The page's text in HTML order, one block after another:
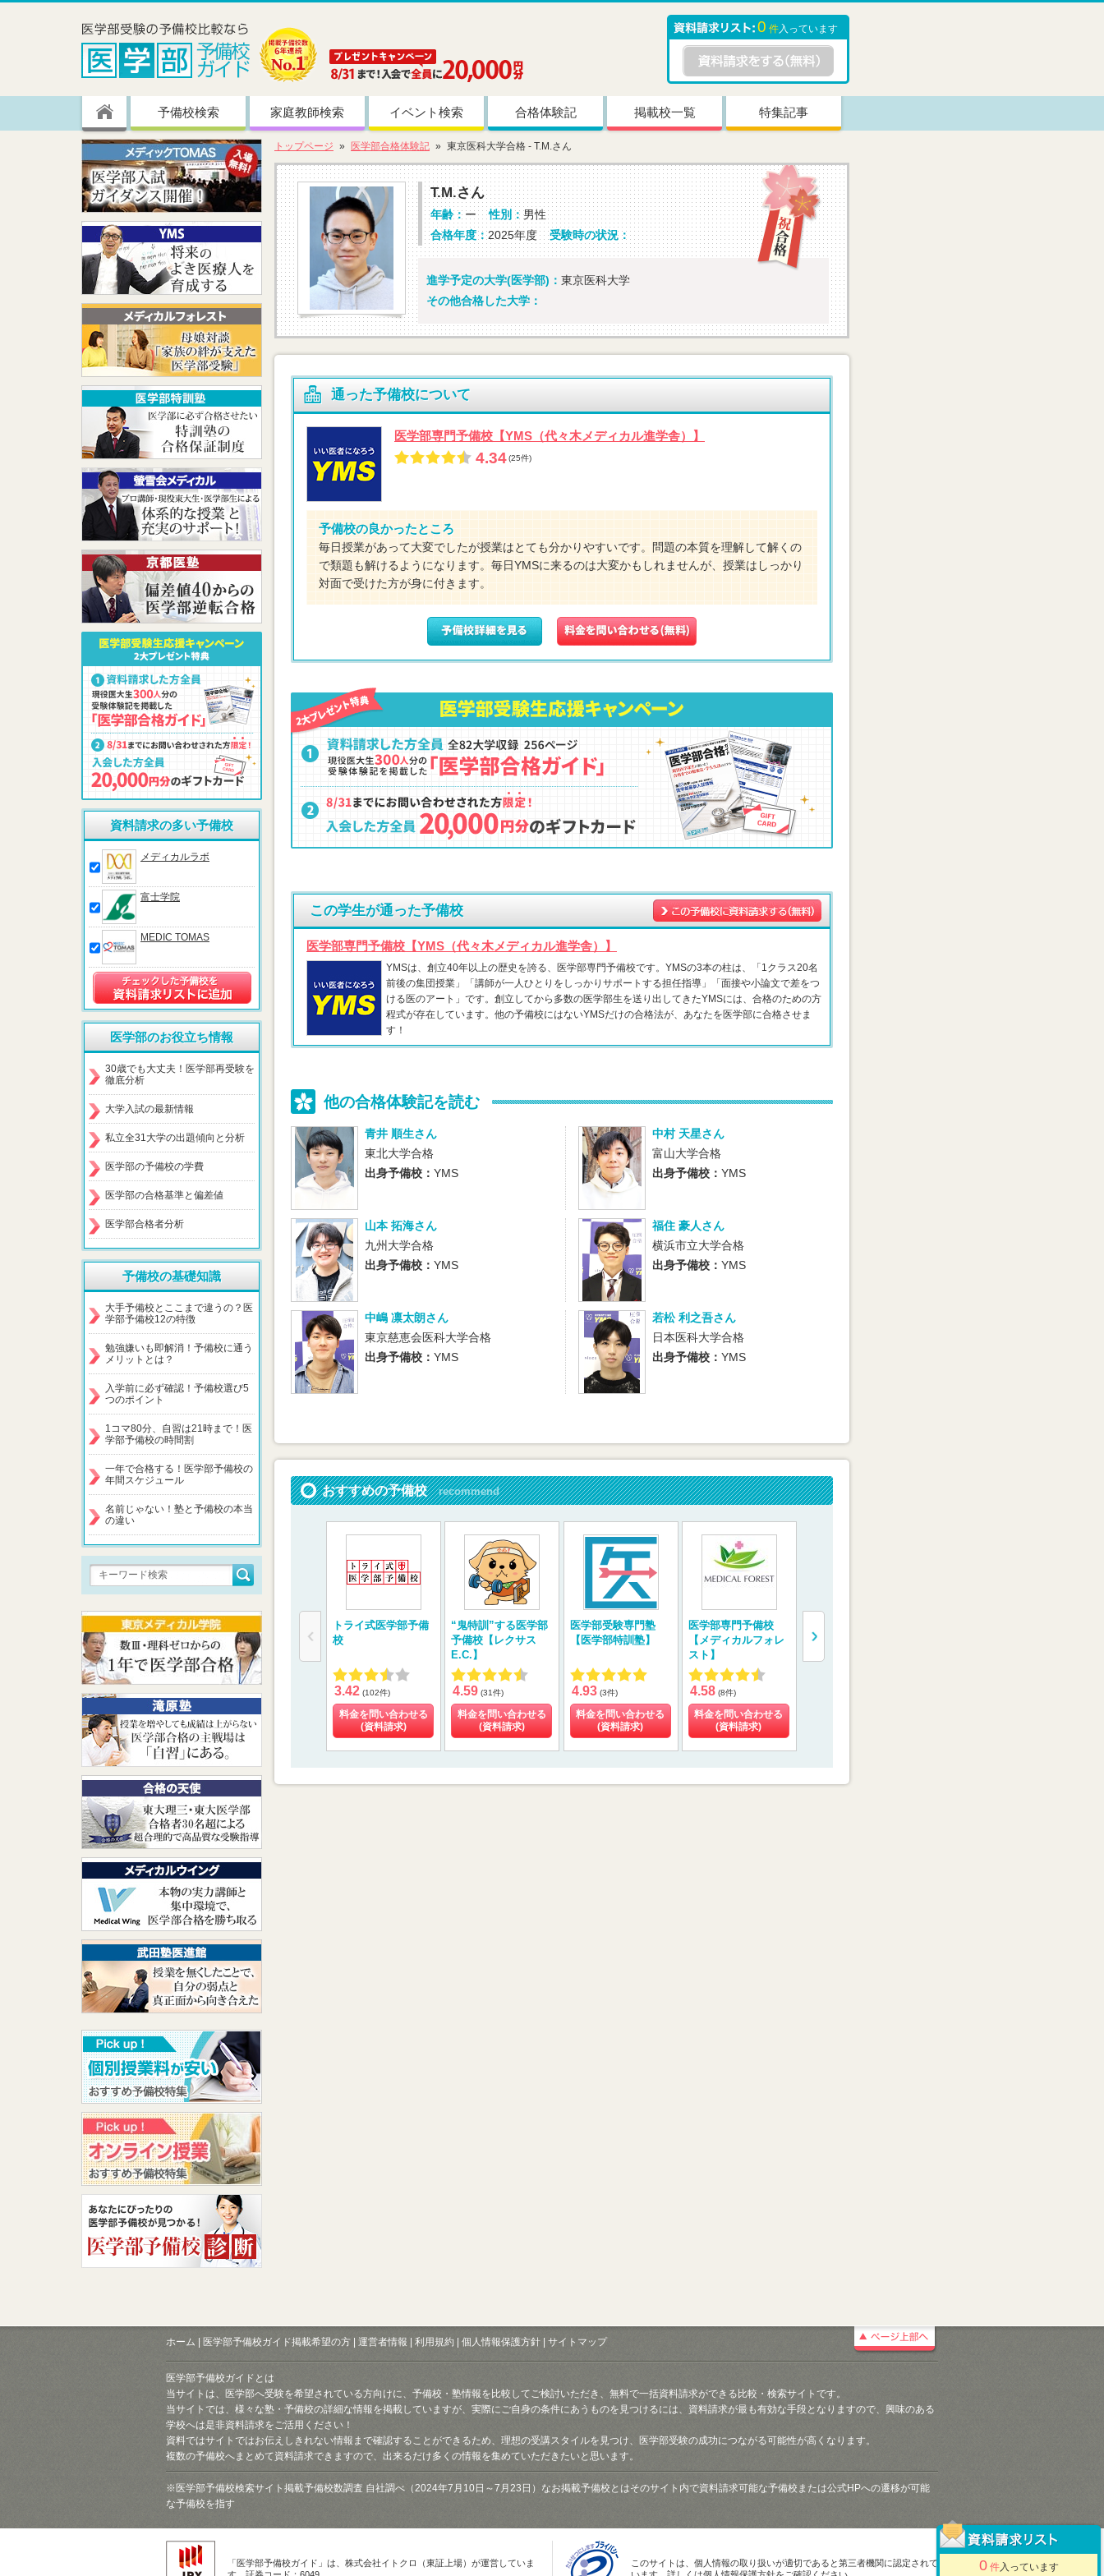
0 件入っています
予備校検索 家庭教師検索 イベント検索 合格体験記 掲載校一覧 特集記事
トップページ 医学部合格体験記 東京医科大学合格 - T.M.さん
T.M.さん
年齢： ー 性別： 男性
合格年度：2025年度 受験時の状況：
進学予定の大学(医学部)： 東京医科大学
その他合格した大学：
通った予備校について
医学部専門予備校【YMS（代々木メディカル進学舎）】
4.34(25件)
予備校の良かったところ
毎日授業があって大変でしたが授業はとても分かりやすいです。問題の本質を理解して解くの
で類題も解けるようになります。毎日YMSに来るのは大変かもしれませんが、授業はしっかり
対面で受けた方が身に付きます。
この学生が通った予備校
医学部専門予備校【YMS（代々木メディカル進学舎）】
YMSは、創立40年以上の歴史を誇る、医学部専門予備校です。YMSの3本の柱は、「1クラス20名
前後の集団授業」「講師が一人ひとりをしっかりサポートする担任指導」「面接や小論文で差をつ
ける医のアート」です。創立してから多数の医学部生を送り出してきたYMSには、合格のための方
程式が存在しています。他の予備校にはないYMSだけの合格法が、あなたを医学部に合格させま
す！
他の合格体験記を読む
青井 順生さん
東北大学合格
出身予備校： YMS
中村 天星さん
富山大学合格
出身予備校： YMS
山本 拓海さん
九州大学合格
出身予備校： YMS
福住 豪人さん
横浜市立大学合格
出身予備校： YMS
中嶋 凛太朗さん
東京慈恵会医科大学合格
出身予備校： YMS
若松 利之吾さん
日本医科大学合格
出身予備校： YMS
おすすめの予備校 recommend
トライ式医学部予備
校
3.42 (102件)
料金を問い合わせる
(資料請求)
“鬼特訓”する医学部
予備校【レクサス
E.C.】
4.59 (31件)
料金を問い合わせる
(資料請求)
医学部受験専門塾
【医学部特訓塾】
4.93 (3件)
料金を問い合わせる
(資料請求)
医学部専門予備校
【メディカルフォレ
スト】
4.58 (8件)
料金を問い合わせる
(資料請求)
門予備校【メディカ
0 件入っています
資料請求の多い予備校
メディカルラボ
富士学院
MEDIC TOMAS
医学部のお役立ち情報
30歳でも大丈夫！医学部再受験を
徹底分析
大学入試の最新情報
私立全31大学の出題傾向と分析
医学部の予備校の学費
医学部の合格基準と偏差値
医学部合格者分析
予備校の基礎知識
大手予備校とここまで違うの？医
学部予備校12の特徴
勉強嫌いも即解消！予備校に通う
メリットとは？
入学前に必ず確認！予備校選び5
つのポイント
1コマ80分、自習は21時まで！医
学部予備校の時間割
一年で合格する！医学部予備校の
年間スケジュール
名前じゃない！塾と予備校の本当
の違い
ホーム 医学部予備校ガイド掲載希望の方 運営者情報 利用規約 個人情報保護方針 サイトマップ
医学部予備校ガイドとは
当サイトは、医学部へ受験を希望されている方向けに、予備校・塾情報を比較してご検討いただき、無料で一括資料請求ができる比較・検索サイトです。
当サイトでは、様々な塾・予備校の詳細な情報を掲載していますが、実際にご自身の条件にあうものを見つけるには、資料請求が最も有効な手段となりますので、興味のある
学校へは是非資料請求をご活用ください！
資料ではサイトではお伝えしきれない情報まで確認することができるため、理想の受講スタイルを見つけ、医学部受験の成功につながる可能性が高くなります。
複数の予備校へまとめて資料請求できますので、出来るだけ多くの情報を集めていただきたいと思います。
※医学部予備校検索サイト掲載予備校数調査 自社調べ（2024年7月10日～7月23日）なお掲載予備校とはそのサイト内で資料請求可能な予備校または公式HPへの遷移が可能
な予備校を指す
「医学部予備校ガイド」は、株式会社イトクロ（東証上場）が運営していま
す。証券コード：6049
このサイトは、個人情報の取り扱いが適切であると第三者機関に認定されて
います。詳しくは個人情報保護方針をご確認ください。